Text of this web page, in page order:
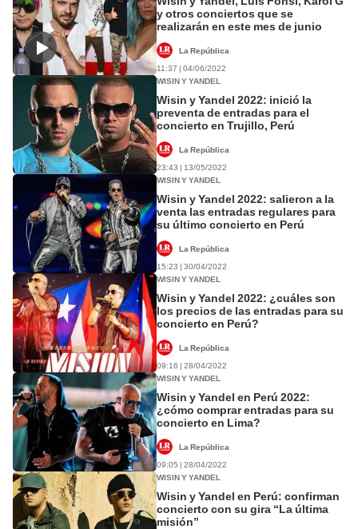
y otros conciertos que se
realizarán en este mes de junio
La República
11:37 | 04/06/2022
WISIN Y YANDEL
Wisin y Yandel 2022: inició la
preventa de entradas para el
concierto en Trujillo, Perú
La República
23:43 | 13/05/2022
WISIN Y YANDEL
Wisin y Yandel 2022: salieron a la
venta las entradas regulares para
su último concierto en Perú
La República
15:23 | 30/04/2022
WISIN Y YANDEL
Wisin y Yandel 2022: ¿cuáles son
los precios de las entradas para su
concierto en Perú?
La República
09:16 | 28/04/2022
WISIN Y YANDEL
Wisin y Yandel en Perú 2022:
¿cómo comprar entradas para su
concierto en Lima?
La República
09:05 | 28/04/2022
WISIN Y YANDEL
Wisin y Yandel en Perú: confirman
concierto con su gira “La última
misión”